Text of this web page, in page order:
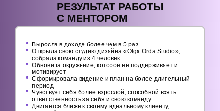
РЕЗУЛЬТАТ РАБОТЫ
С МЕНТОРОМ
Выросла в доходе более чем в 5 раз
Открыла свою студию дизайна «Olga Orda Studio»,
собрала команду из 4 человек
Обновила окружение, которое её поддерживает и
мотивирует
Сформировала видение и план на более длительный
период
Чувствует себя более взрослой, способной взять
ответственность за себя и свою команду
Двигается ближе к своему идеальному клиенту,